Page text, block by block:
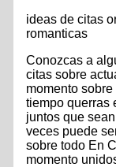
ideas de citas
romanticas
Conozcas a
citas sobre
momento
tiempo querras
juntos que
veces puede
sobre todo En
momento